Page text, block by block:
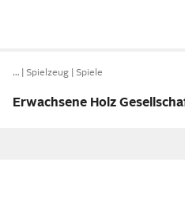
… Spielzeug Spiele
Erwachsene Holz